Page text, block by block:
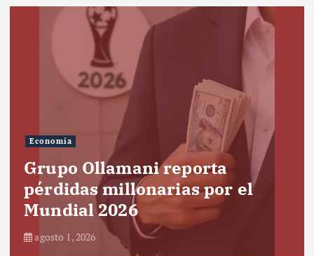
Economía
Grupo Ollamani reporta
pérdidas millonarias por el
Mundial 2026
agosto 1, 2026